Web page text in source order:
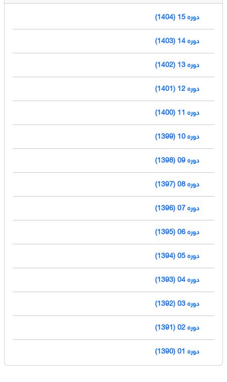
دوره 15 (1404)
دوره 14 (1403)
دوره 13 (1402)
دوره 12 (1401)
دوره 11 (1400)
دوره 10 (1399)
دوره 09 (1398)
دوره 08 (1397)
دوره 07 (1396)
دوره 06 (1395)
دوره 05 (1394)
دوره 04 (1393)
دوره 03 (1392)
دوره 02 (1391)
دوره 01 (1390)